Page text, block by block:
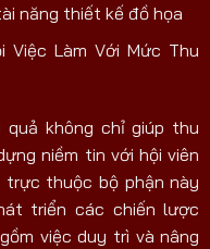
năng thiết kế đồ họa
Việc Làm Với Mức Thu
quả không chỉ giúp thu
niềm tin với hội viên
trực thuộc bộ phận này
triển các chiến lược
việc duy trì và nâng